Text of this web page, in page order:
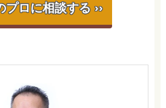
プロに相談する ››